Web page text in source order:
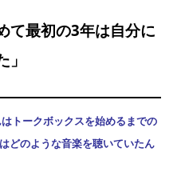
て最初の3年は自分に
トークボックスを始めるまでの
どのような音楽を聴いていたん